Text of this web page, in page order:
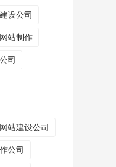
设公司
站制作
司
网站建设公司
公司